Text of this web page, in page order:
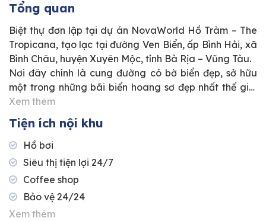
Tổng quan
Biệt thự đơn lập tại dự án NovaWorld Hồ Tràm – The
Tropicana, tạo lạc tại đường Ven Biển, ấp Bình Hải, xã
Bình Châu, huyện Xuyên Mộc, tỉnh Bà Rịa – Vũng Tàu.
Nơi đây chính là cung đường có bờ biển đẹp, sở hữu
một trong những bãi biển hoang sơ đẹp nhất thế giới
cùng đường bờ biển dài tới 30km, hội tụ hệ sinh thái
đặc sắc khi được kênh truyền hình nổi tiếng CNNGO –
Mỹ bình chọn.
Phân khu The Tropicana mang một vẻ đẹp dịu dàng,
hoang dã và trở thành một điểm đến thú vị trong hành
trình của du khách.
"With you, alàla is home"
Xem thêm
Tiện ích nội khu
Hồ bơi
Siêu thị tiện lợi 24/7
Coffee shop
Bảo vệ 24/24
Xem thêm